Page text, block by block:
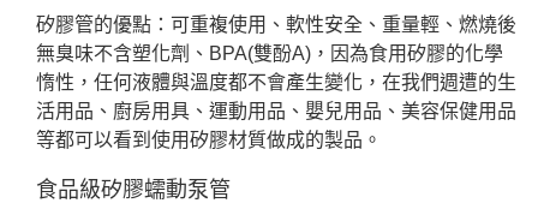
矽膠管的優點：可重複使用、軟性安全、重量輕、燃燒後
無臭味不含塑化劑、BPA(雙酚A)，因為食用矽膠的化學
惰性，任何液體與溫度都不會產生變化，在我們週遭的生
活用品、廚房用具、運動用品、嬰兒用品、美容保健用品
等都可以看到使用矽膠材質做成的製品。
食品級矽膠蠕動泵管